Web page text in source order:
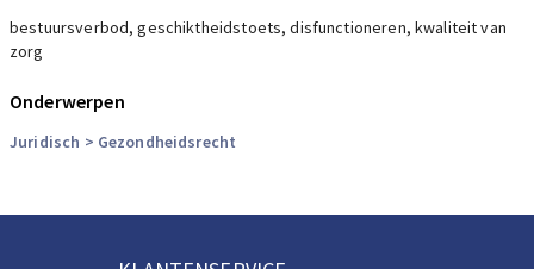
bestuursverbod, geschiktheidstoets, disfunctioneren, kwaliteit van
zorg
Onderwerpen
Juridisch > Gezondheidsrecht